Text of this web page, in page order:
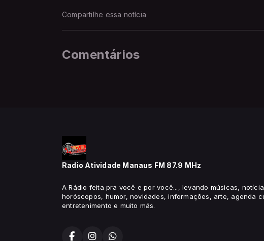
Compartilhe essa notícia
Comentários
Radio Atividade Manaus FM 87.9 MHz
A Rádio feita pra você e por você..., levando músicas,
horóscopos, humor, novidades, informações, arte, agenda
entretenimento e muito más.